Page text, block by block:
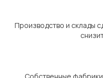
Производство и склады